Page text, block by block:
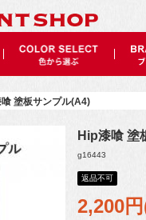
塗板サンプル(A4)
Hip漆喰 塗
g16443
返品不可
2,200